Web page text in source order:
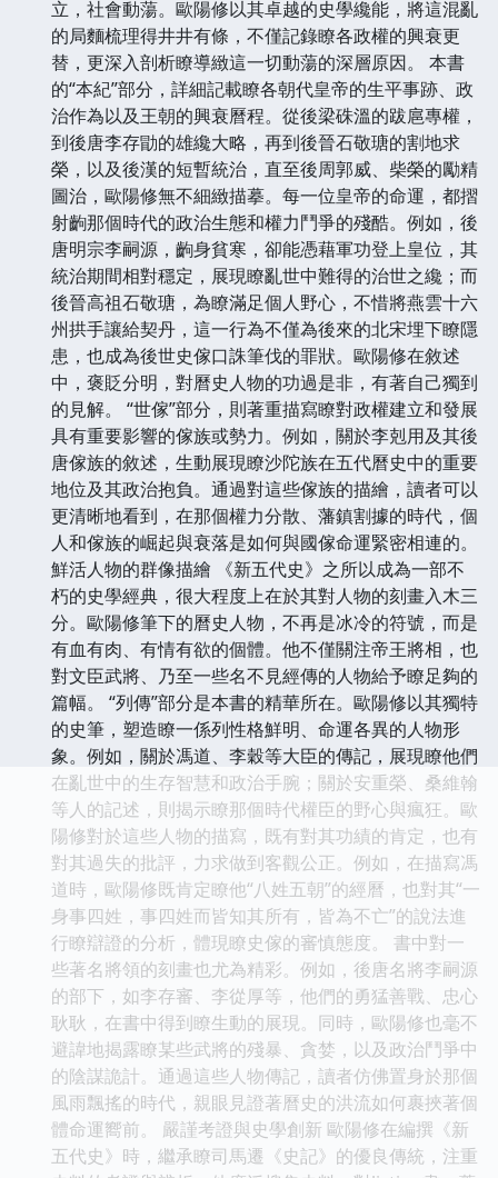
立，社會動蕩。歐陽修以其卓越的史學纔能，將這混亂
的局麵梳理得井井有條，不僅記錄瞭各政權的興衰更
替，更深入剖析瞭導緻這一切動蕩的深層原因。 本書
的“本紀”部分，詳細記載瞭各朝代皇帝的生平事跡、政
治作為以及王朝的興衰曆程。從後梁硃溫的跋扈專權，
到後唐李存勖的雄纔大略，再到後晉石敬瑭的割地求
榮，以及後漢的短暫統治，直至後周郭威、柴榮的勵精
圖治，歐陽修無不細緻描摹。每一位皇帝的命運，都摺
射齣那個時代的政治生態和權力鬥爭的殘酷。例如，後
唐明宗李嗣源，齣身貧寒，卻能憑藉軍功登上皇位，其
統治期間相對穩定，展現瞭亂世中難得的治世之纔；而
後晉高祖石敬瑭，為瞭滿足個人野心，不惜將燕雲十六
州拱手讓給契丹，這一行為不僅為後來的北宋埋下瞭隱
患，也成為後世史傢口誅筆伐的罪狀。歐陽修在敘述
中，褒貶分明，對曆史人物的功過是非，有著自己獨到
的見解。 “世傢”部分，則著重描寫瞭對政權建立和發展
具有重要影響的傢族或勢力。例如，關於李剋用及其後
唐傢族的敘述，生動展現瞭沙陀族在五代曆史中的重要
地位及其政治抱負。通過對這些傢族的描繪，讀者可以
更清晰地看到，在那個權力分散、藩鎮割據的時代，個
人和傢族的崛起與衰落是如何與國傢命運緊密相連的。
鮮活人物的群像描繪 《新五代史》之所以成為一部不
朽的史學經典，很大程度上在於其對人物的刻畫入木三
分。歐陽修筆下的曆史人物，不再是冰冷的符號，而是
有血有肉、有情有欲的個體。他不僅關注帝王將相，也
對文臣武將、乃至一些名不見經傳的人物給予瞭足夠的
篇幅。 “列傳”部分是本書的精華所在。歐陽修以其獨特
的史筆，塑造瞭一係列性格鮮明、命運各異的人物形
象。例如，關於馮道、李穀等大臣的傳記，展現瞭他們
在亂世中的生存智慧和政治手腕；關於安重榮、桑維翰
等人的記述，則揭示瞭那個時代權臣的野心與瘋狂。歐
陽修對於這些人物的描寫，既有對其功績的肯定，也有
對其過失的批評，力求做到客觀公正。例如，在描寫馮
道時，歐陽修既肯定瞭他“八姓五朝”的經曆，也對其“一
身事四姓，事四姓而皆知其所有，皆為不亡”的說法進
行瞭辯證的分析，體現瞭史傢的審慎態度。 書中對一
些著名將領的刻畫也尤為精彩。例如，後唐名將李嗣源
的部下，如李存審、李從厚等，他們的勇猛善戰、忠心
耿耿，在書中得到瞭生動的展現。同時，歐陽修也毫不
避諱地揭露瞭某些武將的殘暴、貪婪，以及政治鬥爭中
的陰謀詭計。通過這些人物傳記，讀者仿佛置身於那個
風雨飄搖的時代，親眼見證著曆史的洪流如何裹挾著個
體命運嚮前。 嚴謹考證與史學創新 歐陽修在編撰《新
五代史》時，繼承瞭司馬遷《史記》的優良傳統，注重